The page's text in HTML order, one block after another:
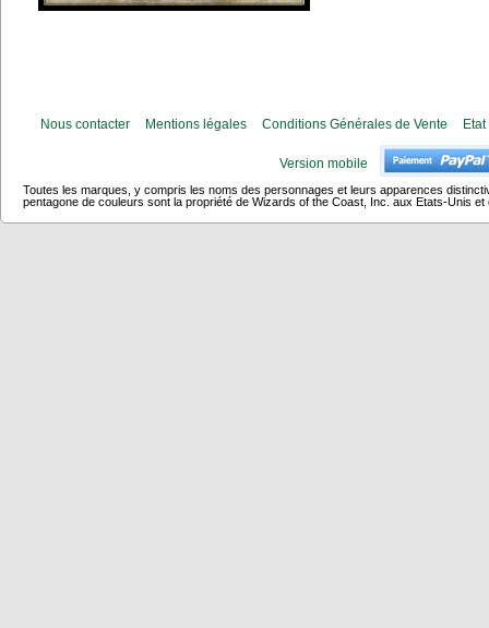
Nous contacter Mentions légales Conditions Générales de Vente
Version mobile
Toutes les marques, y compris les noms des personnages et leurs apparences
pentagone de couleurs sont la propriété de Wizards of the Coast, Inc. aux Etats-Unis